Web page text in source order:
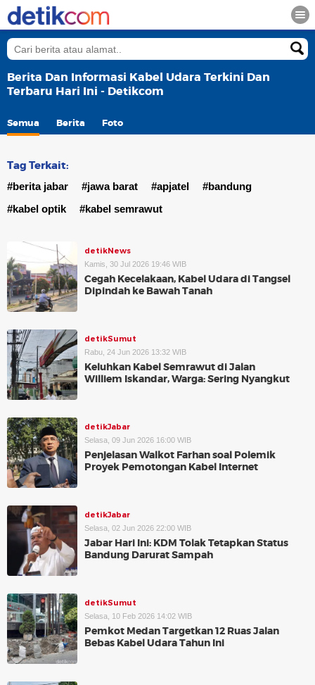
Berita Dan Informasi Kabel Udara Terkini Dan
Terbaru Hari Ini - Detikcom
Semua Berita Foto
Tag Terkait:
#berita jabar #jawa barat #apjatel
#bandung
#kabel optik
#kabel semrawut
detikNews
Kamis, 30 Jul 2026 19:46 WIB
Cegah Kecelakaan, Kabel Udara di Tangsel
Dipindah ke Bawah Tanah
detikSumut
Rabu, 24 Jun 2026 13:32 WIB
Keluhkan Kabel Semrawut di Jalan
Williem Iskandar, Warga: Sering Nyangkut
detikJabar
Selasa, 09 Jun 2026 16:00 WIB
Penjelasan Walkot Farhan soal Polemik
Proyek Pemotongan Kabel Internet
detikJabar
Selasa, 02 Jun 2026 22:00 WIB
Jabar Hari Ini: KDM Tolak Tetapkan Status
Bandung Darurat Sampah
detikSumut
Selasa, 10 Feb 2026 14:02 WIB
Pemkot Medan Targetkan 12 Ruas Jalan
Bebas Kabel Udara Tahun Ini